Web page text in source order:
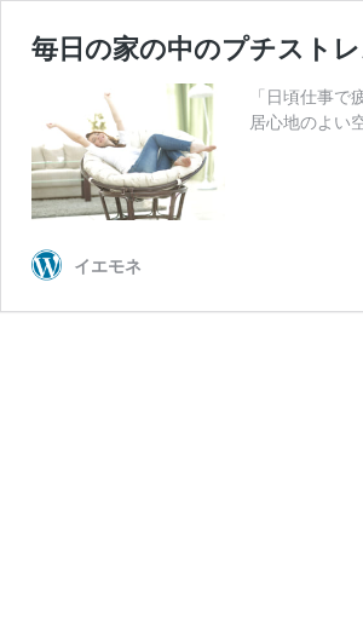
毎日の家の中のプチスト
「日頃仕事
居心地のよい
イエモネ